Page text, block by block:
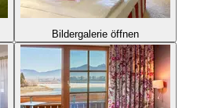
Bildergalerie öffnen